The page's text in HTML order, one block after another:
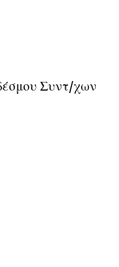
Συντ/χων